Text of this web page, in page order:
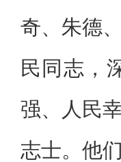
奇、朱德
民同志，
强、人民
志士。他